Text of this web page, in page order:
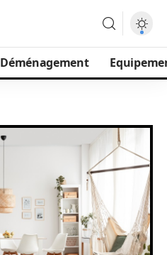
Déménagement